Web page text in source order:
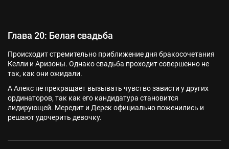
Глава 20: Белая свадьба
Происходит стремительно приближение дня бракосочетания
Келли и Аризоны. Однако свадьба проходит совершенно не
так, как они ожидали.
А Алекс не прекращает вызывать чувство зависти у других
ординаторов, так как его кандидатура становится
лидирующей. Мередит и Дерек официально поженились и
решают удочерить девочку.